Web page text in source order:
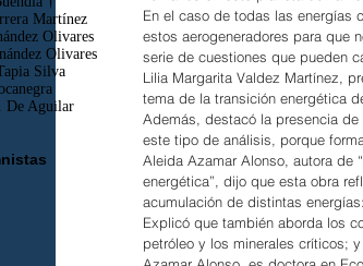
En el caso de todas las energías
estos aerogeneradores para que
serie de cuestiones que pueden
Lilia Margarita Valdez Martínez,
tema de la transición energética
Además, destacó la presencia
este tipo de análisis, porque
Aleida Azamar Alonso, autora de
energética”, dijo que esta obra
acumulación de distintas
Explicó que también aborda los
petróleo y los minerales críticos;
Martínez
Olivares
Olivares
Silva
De Aguilar